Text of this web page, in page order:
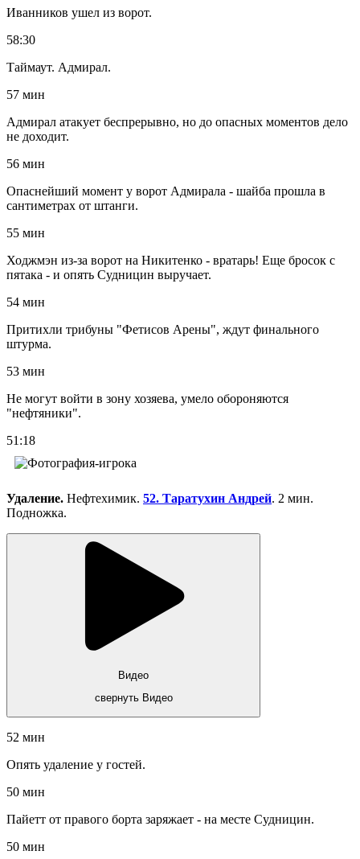
Иванников ушел из ворот.
58:30
Таймаут. Адмирал.
57 мин
Адмирал атакует беспрерывно, но до опасных моментов дело
не доходит.
56 мин
Опаснейший момент у ворот Адмирала - шайба прошла в
сантиметрах от штанги.
55 мин
Ходжмэн из-за ворот на Никитенко - вратарь! Еще бросок с
пятака - и опять Судницин выручает.
54 мин
Притихли трибуны "Фетисов Арены", ждут финального
штурма.
53 мин
Не могут войти в зону хозяева, умело обороняются
"нефтяники".
51:18
Удаление. Нефтехимик. 52. Таратухин Андрей. 2 мин.
Подножка.
Видео
свернуть Видео
52 мин
Опять удаление у гостей.
50 мин
Пайетт от правого борта заряжает - на месте Судницин.
50 мин